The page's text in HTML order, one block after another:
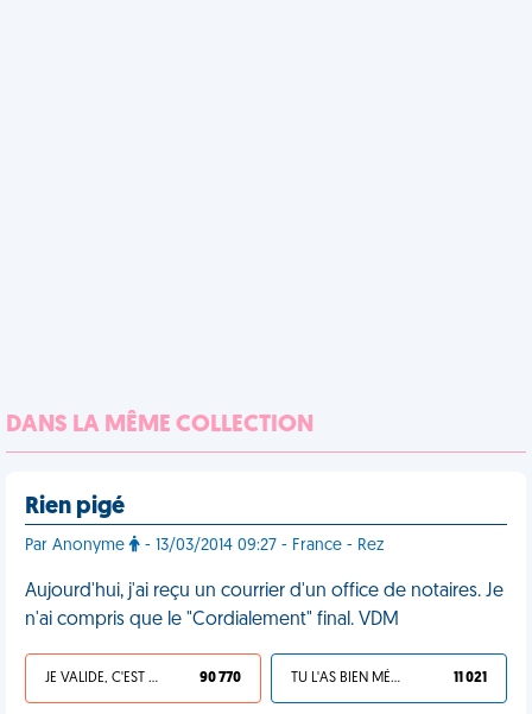
DANS LA MÊME COLLECTION
Rien pigé
Par Anonyme - 13/03/2014 09:27 - France - Rez
Aujourd'hui, j'ai reçu un courrier d'un office de notaires. Je
n'ai compris que le "Cordialement" final. VDM
JE VALIDE, C'EST UNE VDM 90 770 TU L'AS BIEN MÉRITÉ 11 021